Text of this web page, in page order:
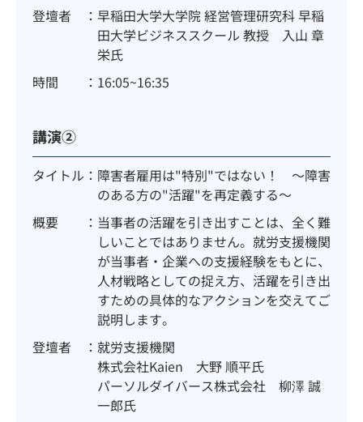
登壇者
早稲田大学大学院 経営管理研究科 早稲
田大学ビジネススクール 教授 入山 章
栄氏
時間
16:05~16:35
講演②
タイトル
障害者雇用は"特別"ではない！ ～障害
のある方の"活躍"を再定義する～
概要
当事者の活躍を引き出すことは、全く難
しいことではありません。就労支援機関
が当事者・企業への支援経験をもとに、
人材戦略としての捉え方、活躍を引き出
すための具体的なアクションを交えてご
説明します。
登壇者
就労支援機関
株式会社Kaien 大野 順平氏
パーソルダイバース株式会社 柳澤 誠
一郎氏